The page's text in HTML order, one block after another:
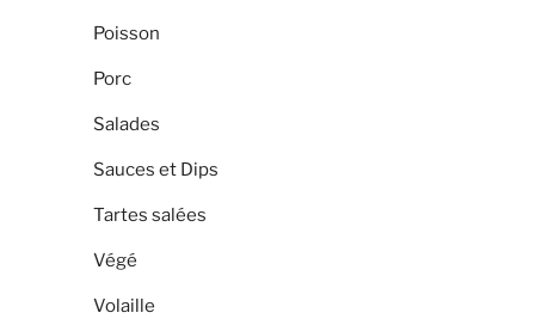
Poisson
Porc
Salades
Sauces et Dips
Tartes salées
Végé
Volaille